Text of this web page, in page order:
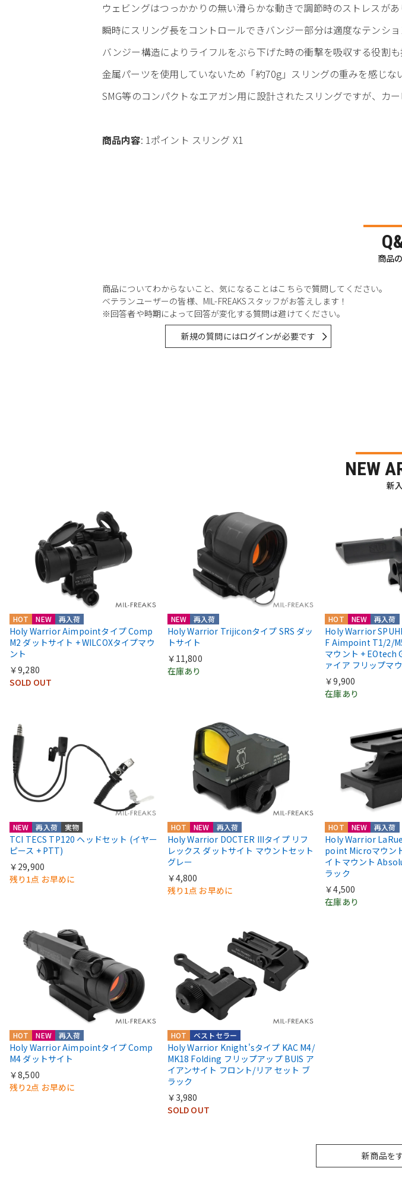
ウェビングはつっかかりの無い滑らかな動きで調節時のストレスがあ
瞬時にスリング長をコントロールできバンジー部分は適度なテンシ
バンジー構造によりライフルをぶら下げた時の衝撃を吸収する役割も
金属パーツを使用していないため「約70g」スリングの重みを感じな
SMG等のコンパクトなエアガン用に設計されたスリングですが、カ
商品内容: 1ポイント スリング X1
商品
商品についてわからないこと、気になることはこちらで質問してください。
ベテランユーザーの皆様、MIL-FREAKSスタッフがお答えします！
※回答者や時期によって回答が変化する質問は避けてください。
新規の質問にはログインが必要です
NEW
新
HOT NEW 再入荷
Holy Warrior Aimpointタイプ Comp
M2 ダットサイト + WILCOXタイプマウ
ント
￥9,280
SOLD OUT
NEW 再入荷
Holy Warrior Trijiconタイプ SRS ダッ
トサイト
￥11,800
在庫あり
HOT NEW 再入荷
Holy Warrior
F Aimpoint T1/2/
マウント + EOtech
ァイア フリップマ
￥9,900
在庫あり
NEW 再入荷 実物
TCI TECS TP120 ヘッドセット (イヤー
ピース + PTT)
￥29,900
残り1点 お早めに
HOT NEW 再入荷
Holy Warrior DOCTER IIIタイプ リフ
レックス ダットサイト マウントセット
グレー
￥4,800
残り1点 お早めに
HOT NEW 再入荷
Holy Warrior
point Microマウン
イトマウント
ラック
￥4,500
在庫あり
HOT NEW 再入荷
Holy Warrior Aimpointタイプ Comp
M4 ダットサイト
￥8,500
残り2点 お早めに
HOT ベストセラー
Holy Warrior Knight'sタイプ KAC M4/
MK18 Folding フリップアップ BUIS ア
イアンサイト フロント/リア セット ブ
ラック
￥3,980
SOLD OUT
新商品を